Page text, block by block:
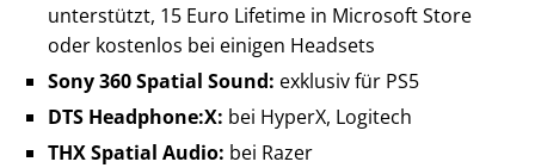
unterstützt, 15 Euro Lifetime in Microsoft Store
oder kostenlos bei einigen Headsets
Sony 360 Spatial Sound: exklusiv für PS5
DTS Headphone:X: bei HyperX, Logitech
THX Spatial Audio: bei Razer